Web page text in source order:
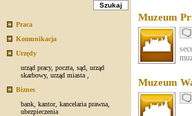
Praca
Komunikacja
Urzędy
urząd pracy, poczta sąd urząd
skarbowy, urząd miasta
Biznes
bank kantor, kancelaria prawna
ubezpieczenia
Muzeum
Muzeum